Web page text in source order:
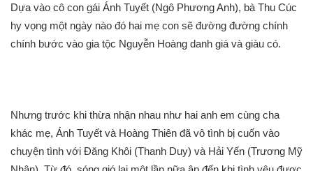
Dựa vào cô con gái Ánh Tuyết (Ngô Phương Anh), bà Thu Cúc
hy vọng một ngày nào đó hai mẹ con sẽ đường đường chính
chính bước vào gia tộc Nguyễn Hoàng danh giá và giàu có.
Nhưng trước khi thừa nhận nhau như hai anh em cùng cha
khác mẹ, Ánh Tuyết và Hoàng Thiên đã vô tình bị cuốn vào
chuyện tình với Đăng Khôi (Thanh Duy) và Hải Yến (Trương Mỹ